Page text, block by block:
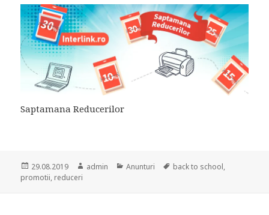
Saptamana Reducerilor
Posted
on
29.08.2019 Author
admin Categories
Anunturi Tags
back to school
promotii reduceri